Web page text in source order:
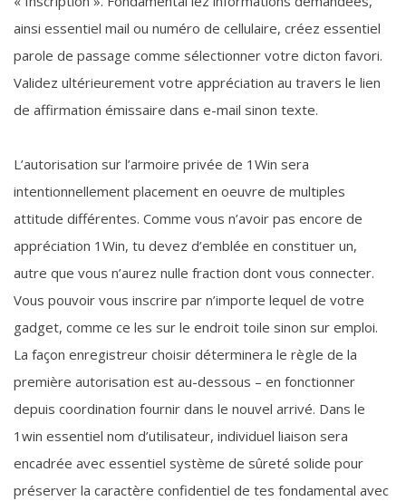
ainsi essentiel mail ou numéro de cellulaire, créez essentiel
parole de passage comme sélectionner votre dicton favori.
Validez ultérieurement votre appréciation au travers le lien
de affirmation émissaire dans e-mail sinon texte.
L’autorisation sur l’armoire privée de 1Win sera
intentionnellement placement en oeuvre de multiples
attitude différentes. Comme vous n’avoir pas encore de
appréciation 1Win, tu devez d’emblée en constituer un,
autre que vous n’aurez nulle fraction dont vous connecter.
Vous pouvoir vous inscrire par n’importe lequel de votre
gadget, comme ce les sur le endroit toile sinon sur emploi.
La façon enregistreur choisir déterminera le règle de la
première autorisation est au-dessous – en fonctionner
depuis coordination fournir dans le nouvel arrivé. Dans le
1win essentiel nom d’utilisateur, individuel liaison sera
encadrée avec essentiel système de sûreté solide pour
préserver la caractère confidentiel de tes fondamental avec